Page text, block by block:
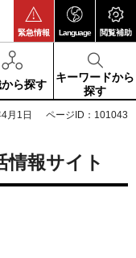
緊急情報 Language 閲覧補助
ら探す
キーワードから
探す
月1日 ページID：101043
情報サイト